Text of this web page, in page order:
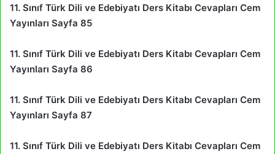
11. Sınıf Türk Dili ve Edebiyatı Ders Kitabı Cevapları Cem
Yayınları Sayfa 85
11. Sınıf Türk Dili ve Edebiyatı Ders Kitabı Cevapları Cem
Yayınları Sayfa 86
11. Sınıf Türk Dili ve Edebiyatı Ders Kitabı Cevapları Cem
Yayınları Sayfa 87
11. Sınıf Türk Dili ve Edebiyatı Ders Kitabı Cevapları Cem